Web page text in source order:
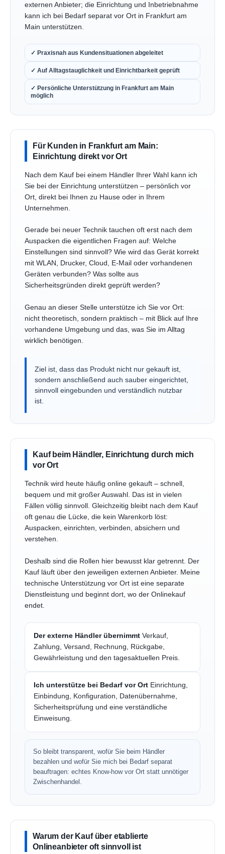
externen Anbieter; die Einrichtung und Inbetriebnahme
kann ich bei Bedarf separat vor Ort in Frankfurt am
Main unterstützen.
✓ Praxisnah aus Kundensituationen abgeleitet
✓ Auf Alltagstauglichkeit und Einrichtbarkeit geprüft
✓ Persönliche Unterstützung in Frankfurt am Main
möglich
Für Kunden in Frankfurt am Main:
Einrichtung direkt vor Ort
Nach dem Kauf bei einem Händler Ihrer Wahl kann ich
Sie bei der Einrichtung unterstützen – persönlich vor
Ort, direkt bei Ihnen zu Hause oder in Ihrem
Unternehmen.
Gerade bei neuer Technik tauchen oft erst nach dem
Auspacken die eigentlichen Fragen auf: Welche
Einstellungen sind sinnvoll? Wie wird das Gerät korrekt
mit WLAN, Drucker, Cloud, E-Mail oder vorhandenen
Geräten verbunden? Was sollte aus
Sicherheitsgründen direkt geprüft werden?
Genau an dieser Stelle unterstütze ich Sie vor Ort:
nicht theoretisch, sondern praktisch – mit Blick auf Ihre
vorhandene Umgebung und das, was Sie im Alltag
wirklich benötigen.
Ziel ist, dass das Produkt nicht nur gekauft ist,
sondern anschließend auch sauber eingerichtet,
sinnvoll eingebunden und verständlich nutzbar
ist.
Kauf beim Händler, Einrichtung durch mich
vor Ort
Technik wird heute häufig online gekauft – schnell,
bequem und mit großer Auswahl. Das ist in vielen
Fällen völlig sinnvoll. Gleichzeitig bleibt nach dem Kauf
oft genau die Lücke, die kein Warenkorb löst:
Auspacken, einrichten, verbinden, absichern und
verstehen.
Deshalb sind die Rollen hier bewusst klar getrennt. Der
Kauf läuft über den jeweiligen externen Anbieter. Meine
technische Unterstützung vor Ort ist eine separate
Dienstleistung und beginnt dort, wo der Onlinekauf
endet.
Der externe Händler übernimmt Verkauf,
Zahlung, Versand, Rechnung, Rückgabe,
Gewährleistung und den tagesaktuellen Preis.
Ich unterstütze bei Bedarf vor Ort Einrichtung,
Einbindung, Konfiguration, Datenübernahme,
Sicherheitsprüfung und eine verständliche
Einweisung.
So bleibt transparent, wofür Sie beim Händler
bezahlen und wofür Sie mich bei Bedarf separat
beauftragen: echtes Know-how vor Ort statt unnötiger
Zwischenhandel.
Warum der Kauf über etablierte
Onlineanbieter oft sinnvoll ist